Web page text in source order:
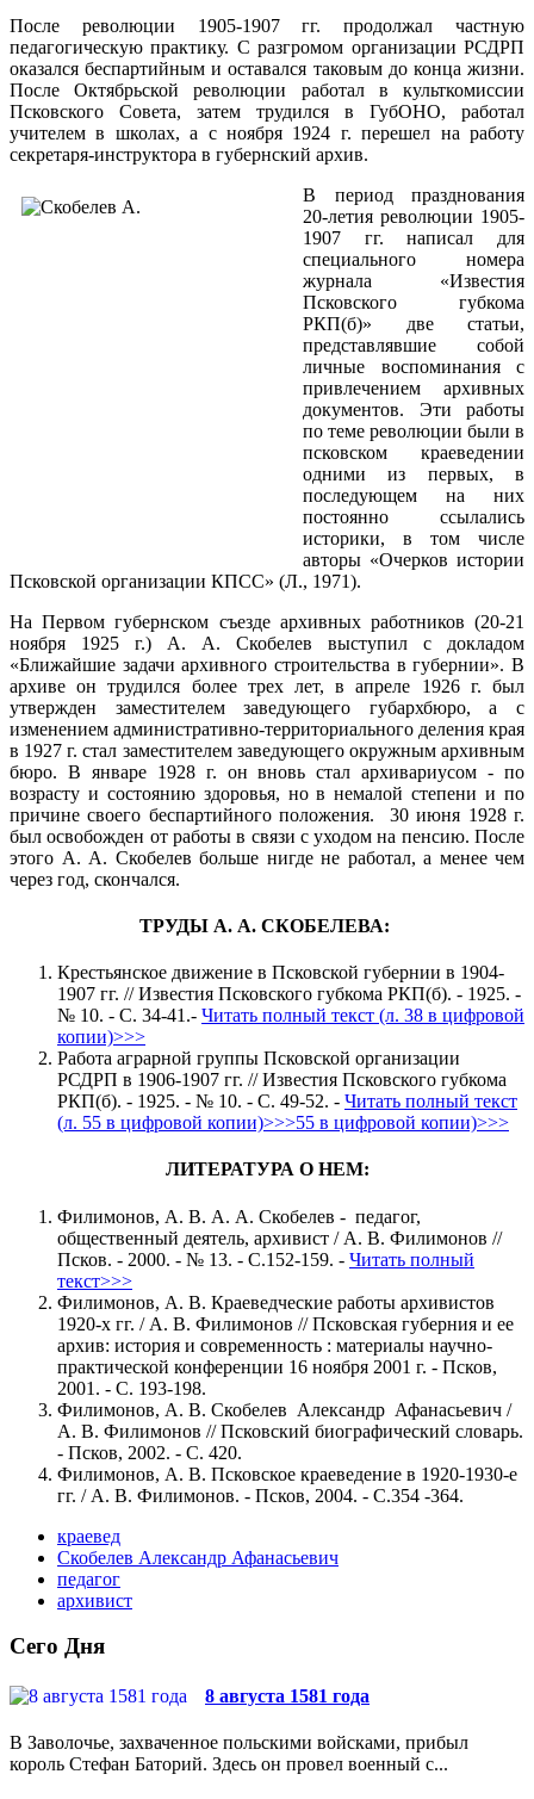
После революции 1905-1907 гг. продолжал частную
педагогическую практику. С разгромом организации РСДРП
оказался беспартийным и оставался таковым до конца жизни.
После Октябрьской революции работал в культкомиссии
Псковского Совета, затем трудился в ГубОНО, работал
учителем в школах, а с ноября 1924 г. перешел на работу
секретаря-инструктора в губернский архив.
В период празднования
20-летия революции 1905-
1907 гг. написал для
специального номера
журнала «Известия
Псковского губкома
РКП(б)» две статьи,
представлявшие собой
личные воспоминания с
привлечением архивных
документов. Эти работы
по теме революции были в
псковском краеведении
одними из первых, в
последующем на них
постоянно ссылались
историки, в том числе
авторы «Очерков истории
Псковской организации КПСС» (Л., 1971).
На Первом губернском съезде архивных работников (20-21
ноября 1925 г.) А. А. Скобелев выступил с докладом
«Ближайшие задачи архивного строительства в губернии». В
архиве он трудился более трех лет, в апреле 1926 г. был
утвержден заместителем заведующего губархбюро, а с
изменением административно-территориального деления края
в 1927 г. стал заместителем заведующего окружным архивным
бюро. В январе 1928 г. он вновь стал архивариусом - по
возрасту и состоянию здоровья, но в немалой степени и по
причине своего беспартийного положения. 30 июня 1928 г.
был освобожден от работы в связи с уходом на пенсию. После
этого А. А. Скобелев больше нигде не работал, а менее чем
через год, скончался.
ТРУДЫ А. А. СКОБЕЛЕВА:
Крестьянское движение в Псковской губернии в 1904-
1907 гг. // Известия Псковского губкома РКП(б). - 1925. -
№ 10. - С. 34-41.- Читать полный текст (л. 38 в цифровой
копии)>>>
Работа аграрной группы Псковской организации
РСДРП в 1906-1907 гг. // Известия Псковского губкома
РКП(б). - 1925. - № 10. - С. 49-52. - Читать полный текст
(л. 55 в цифровой копии)>>>55 в цифровой копии)>>>
ЛИТЕРАТУРА О НЕМ:
Филимонов, А. В. А. А. Скобелев - педагог,
общественный деятель, архивист / А. В. Филимонов //
Псков. - 2000. - № 13. - С.152-159. - Читать полный
текст>>>
Филимонов, А. В. Краеведческие работы архивистов
1920-х гг. / А. В. Филимонов // Псковская губерния и ее
архив: история и современность : материалы научно-
практической конференции 16 ноября 2001 г. - Псков,
2001. - С. 193-198.
Филимонов, А. В. Скобелев Александр Афанасьевич /
А. В. Филимонов // Псковский биографический словарь.
- Псков, 2002. - С. 420.
Филимонов, А. В. Псковское краеведение в 1920-1930-е
гг. / А. В. Филимонов. - Псков, 2004. - С.354 -364.
краевед
Скобелев Александр Афанасьевич
педагог
архивист
Сего Дня
8 августа 1581 года
В Заволочье, захваченное польскими войсками, прибыл
король Стефан Баторий. Здесь он провел военный с...